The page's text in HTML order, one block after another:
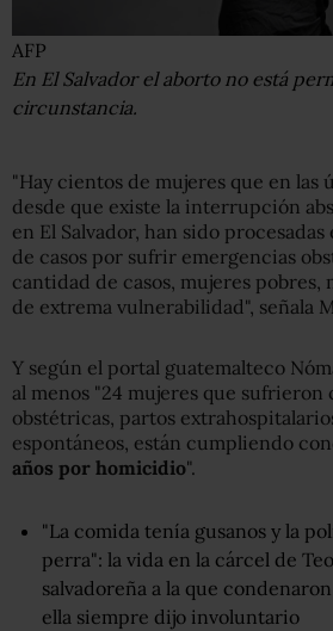
AFP
En El Salvador el aborto no está
circunstancia.
"Hay cientos de mujeres que en las
desde que existe la interrupción
en El Salvador, han sido
de casos por sufrir emergencias
cantidad de casos, mujeres pobres,
de extrema vulnerabilidad", señala
Y según el portal guatemalteco
al menos "24 mujeres que
obstétricas, partos
espontáneos, están cumpliendo
años por homicidio".
"La comida tenía gusanos y la
perra": la vida en la cárcel de
salvadoreña a la que
ella siempre dijo involuntario